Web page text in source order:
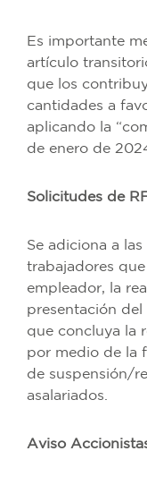
Es importante
artículo
que los
cantidades a
aplicando la
de enero de
Solicitudes de
Se adiciona a
trabajadores
empleador, la
presentación del
que concluya la
por medio de la
de suspensión/
asalariados.
Aviso